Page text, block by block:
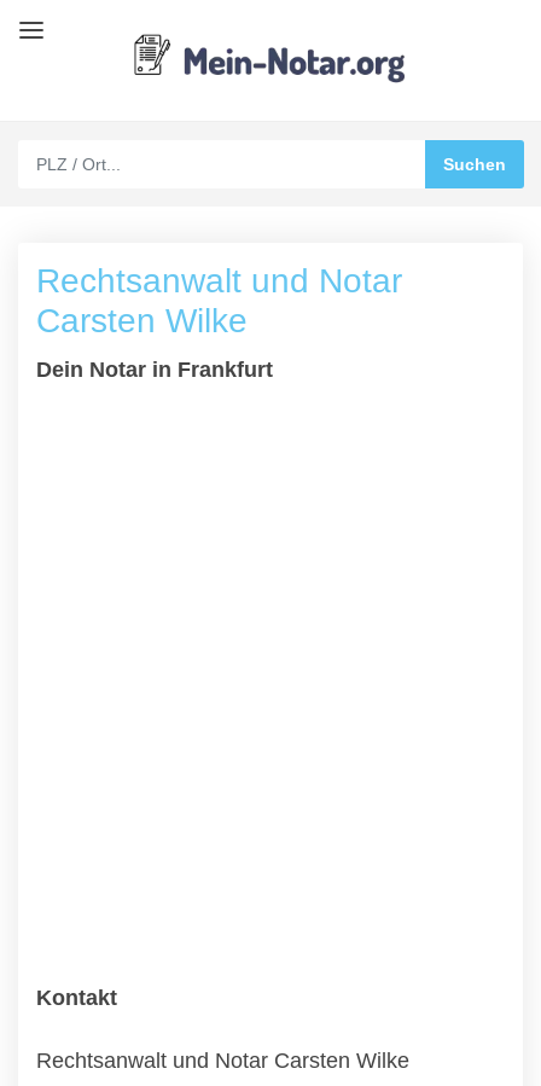
Rechtsanwalt und Notar
Carsten Wilke
Dein Notar in Frankfurt
Kontakt
Rechtsanwalt und Notar Carsten Wilke